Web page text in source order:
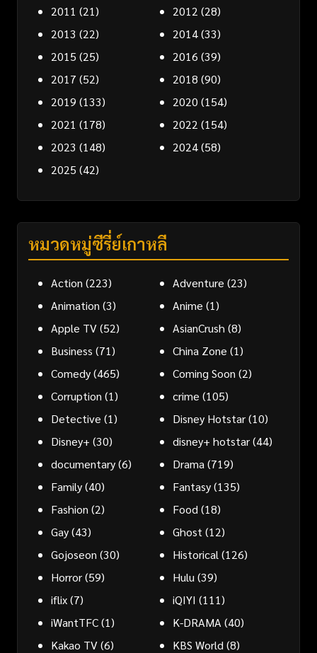
2011 (21) 2012 (28)
2013 (22) 2014(33)
2015 (25) 2016 (39)
2017 (52) 2018 (90)
2019 (133) 2020 (154)
2021 (178) 2022 (154)
2023 (148) 2024(58)
2025 (42)
หมวดหมู่ซีรี่ย์เกาหลี
Action (223) Adventure (23)
Animation (3) Anime (1)
Apple TV(52) AsianCrush (8)
Business (71) China Zone (1)
Comedy(465) Coming Soon (2)
Corruption (1) crime (105)
Detective (1) Disney Hotstar(10)
Disney+ (30) disney+ hotstar(44)
documentary(6) Drama (719)
Family(40) Fantasy(135)
Fashion (2) Food (18)
Gay(43) Ghost (12)
Gojoseon (30) Historical (126)
Horror(59) Hulu (39)
iflix(7) iQIYI (111)
iWantTFC(1) K-DRAMA (40)
Kakao TV(6) KBS World (8)